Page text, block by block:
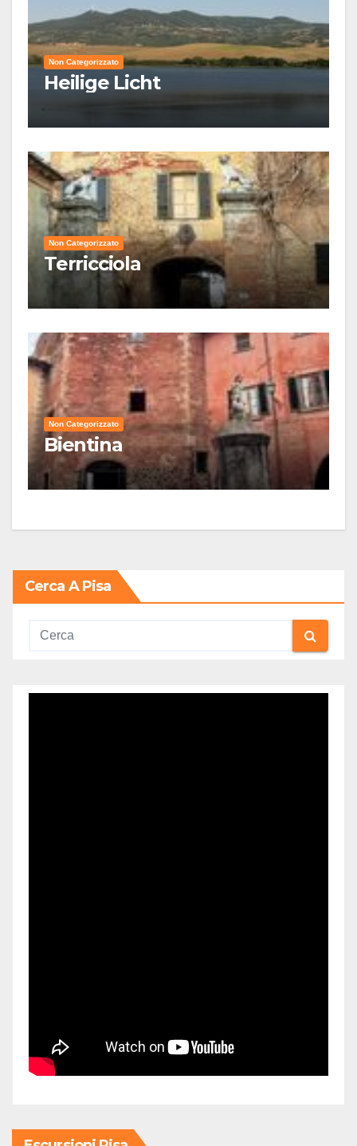
Non Categorizzato
Heilige Licht
Non Categorizzato
Terricciola
Non Categorizzato
Bientina
Cerca A Pisa